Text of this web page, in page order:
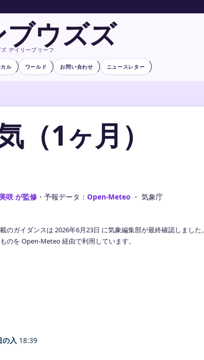
ウズズ
デイリーブリーフ
ル ワールド お問い合わせ ニュースレター
（1ヶ月）
咲 が監修 ・ 予報データ： Open-Meteo ・ 気象庁
のガイダンスは 2026年6月23日 に気象編集部が最終確認しました。
のを Open-Meteo 経由で利用しています。
の入 18:39